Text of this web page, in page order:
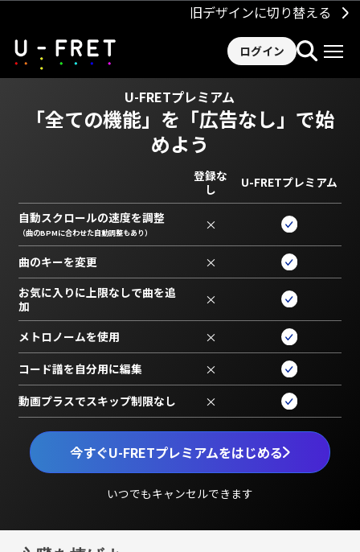
旧デザインに切り替える
ログイン
U-FRETプレミアム
「全ての機能」を 「広告なし」で始
めよう
今すぐU-FRETプレミアムをはじめる
いつでもキャンセルできます
登録な
し
U-FRETプレミアム
自動スクロールの速度を調整
（曲のBPMに合わせた自動調整もあり） ×
曲のキーを変更 ×
お気に入りに上限なしで曲を追
加
×
メトロノームを使用 ×
コード譜を自分用に編集 ×
動画プラスでスキップ制限なし ×